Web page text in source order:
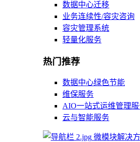
数据中心迁移
业务连续性/容灾咨询
容灾管理系统
轻量化服务
热门推荐
数据中心绿色节能
维保服务
AIO一站式运维管理
云与智能服务
微模块解决